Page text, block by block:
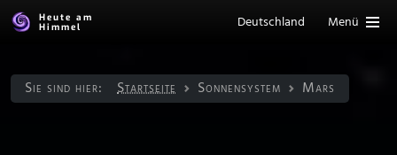
Heute am
Himmel
Deutschland Menü
Sie sind hier: Startseite Sonnen­system Mars